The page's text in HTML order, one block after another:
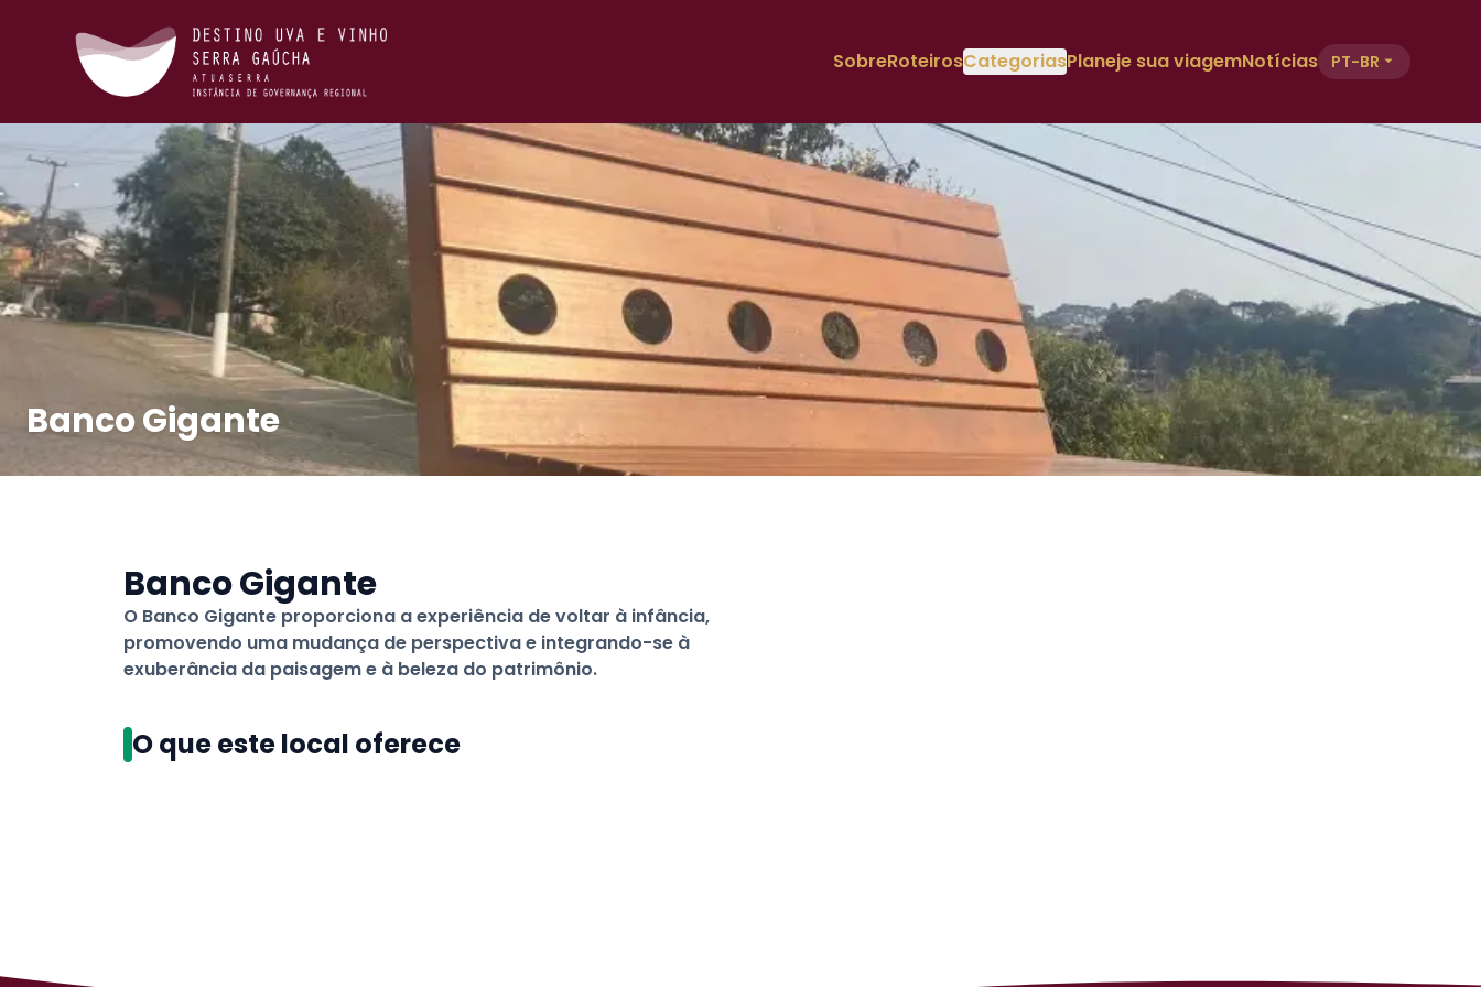
SobreRoteirosCategoriasPlaneje sua viagemNotícias PT-BR
Banco Gigante
Banco Gigante
O Banco Gigante proporciona a experiência de voltar à infância,
promovendo uma mudança de perspectiva e integrando-se à
exuberância da paisagem e à beleza do patrimônio.
O que este local oferece